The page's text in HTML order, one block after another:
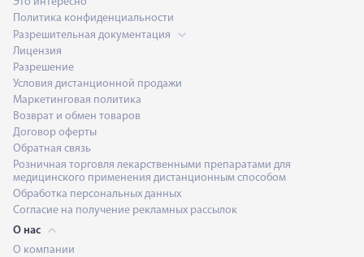
Политика конфиденциальности
Разрешительная документация
Лицензия
Разрешение
Условия дистанционной продажи
Маркетинговая политика
Возврат и обмен товаров
Договор оферты
Обратная связь
Розничная торговля лекарственными препаратами для
медицинского применения дистанционным способом
Обработка персональных данных
Согласие на получение рекламных рассылок
О нас
О компании